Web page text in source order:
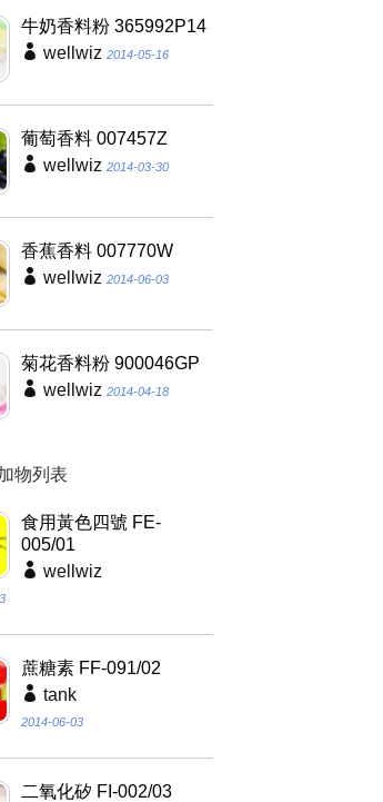
牛奶香料粉 365992P14
wellwiz 2014-05-16
葡萄香料 007457Z
wellwiz 2014-03-30
香蕉香料 007770W
wellwiz 2014-06-03
菊花香料粉 900046GP
wellwiz 2014-04-18
物列表
食用黃色四號 FE-
005/01
wellwiz
蔗糖素 FF-091/02
tank
2014-06-03
二氧化矽 FI-002/03